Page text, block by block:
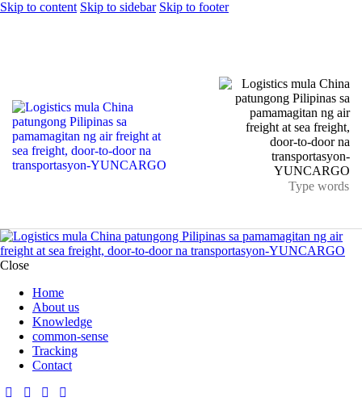
Skip to content Skip to sidebar Skip to footer
Close
Home
About us
Knowledge
common-sense
Tracking
Contact